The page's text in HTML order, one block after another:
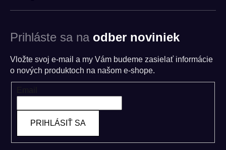
Prihláste sa na odber noviniek
Vložte svoj e-mail a my Vám budeme zasielať informácie
o nových produktoch na našom e-shope.
PRIHLÁSIŤ SA